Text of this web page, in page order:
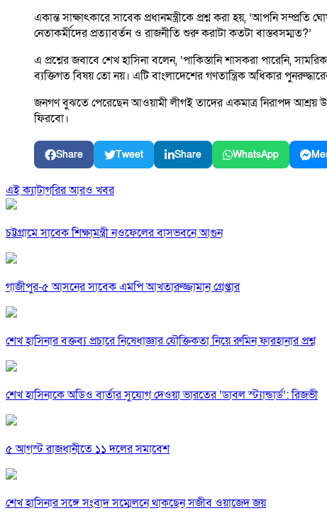
একান্ত সাক্ষাৎকারে সাবেক প্রধানমন্ত্রীকে প্রশ্ন করা হয়, ‘আপনি
নেতাকর্মীদের প্রত্যাবর্তন ও রাজনীতি শুরু করাটা কতটা বাস্তবসম্মত?’
এ প্রশ্নের জবাবে শেখ হাসিনা বলেন, ‘পাকিস্তানি শাসকরা পারেনি,
ব্যক্তিগত বিষয় তো নয়। এটি বাংলাদেশের গণতান্ত্রিক অধিকার
জনগণ বুঝতে পেরেছেন আওয়ামী লীগই তাদের একমাত্র নিরাপদ আশ্রয়
ফিরবো।
Share Tweet Share WhatsApp
এই ক্যাটাগরির আরও খবর
চট্টগ্রামে সাবেক শিক্ষামন্ত্রী নওফেলের বাসভবনে আগুন
গাজীপুর-৫ আসনের সাবেক এমপি আখতারুজ্জামান গ্রেপ্তার
শেখ হাসিনার বক্তব্য প্রচারে নিষেধাজ্ঞার যৌক্তিকতা নিয়ে রুমিন ফারহানার প্রশ্ন
শেখ হাসিনাকে অডিও বার্তার সুযোগ দেওয়া ভারতের ‘ডাবল স্ট্যান্ডার্ড’: রিজভী
৫ আগস্ট রাজধানীতে ১১ দলের সমাবেশ
শেখ হাসিনার সঙ্গে সংবাদ সম্মেলনে থাকছেন সজীব ওয়াজেদ জয়